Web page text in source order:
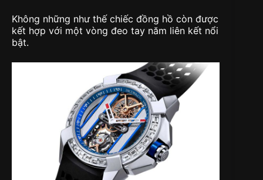
Không những như thế chiếc đồng hồ còn được
kết hợp với một vòng đeo tay năm liên kết nổi
bật.